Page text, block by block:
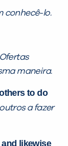
conhecê-lo.
Ofertas
maneira.
to do
a fazer
likewise